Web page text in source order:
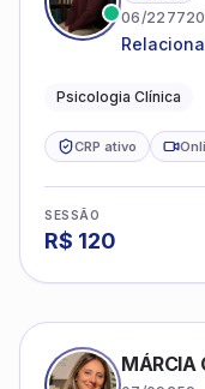
06/227720
Psicologia Clínica
CRP ativo
SESSÃO
R$ 120
MÁRCIA